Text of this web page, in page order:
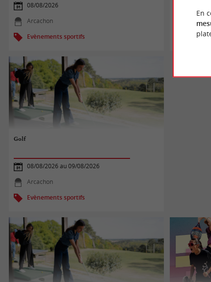
08/08/2026
Arcachon
Evènements sportifs
Golf
08/08/2026 au 09/08/2026
Arcachon
Evènements sportifs
En